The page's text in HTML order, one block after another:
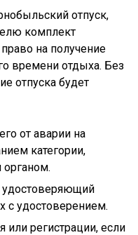
отпуск,
комплект
на получение
времени отдыха. Без
отпуска будет
от аварии на
категории,
удостоверяющий
с удостоверением.
или регистрации, если